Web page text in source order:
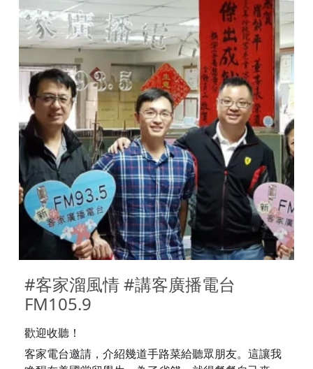
#客家溜風情 #講客廣播電台
FM105.9
歡迎收聽！
客家電台邀請，介紹幾道手路菜給聽眾朋友。這讓我